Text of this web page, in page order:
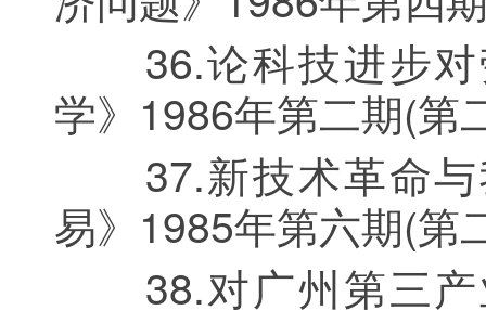
36.论科技进步对
学》1986年第二期(第
37.新技术革命与
易》1985年第六期(第
38.对广州第三产